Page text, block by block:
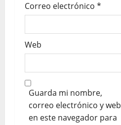
Correo electrónico *
Web
Guarda mi nombre,
correo electrónico y web
en este navegador para